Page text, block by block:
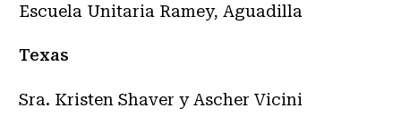
Escuela Unitaria Ramey, Aguadilla
Texas
Sra. Kristen Shaver y Ascher Vicini